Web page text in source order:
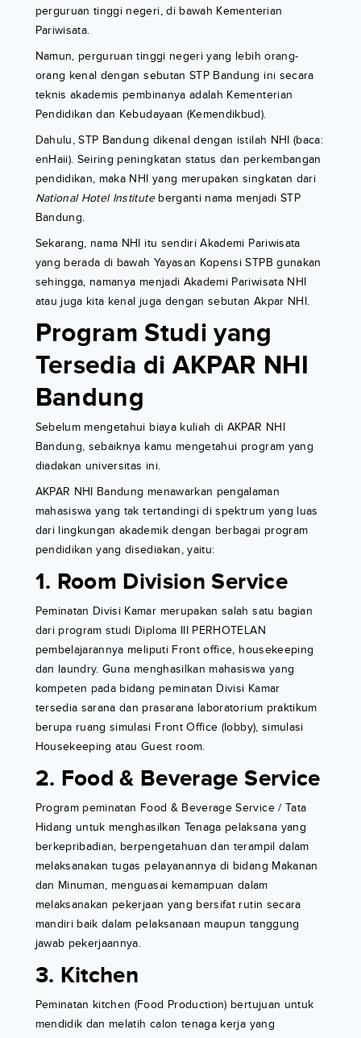
perguruan tinggi negeri, di bawah Kementerian
Pariwisata.
Namun, perguruan tinggi negeri yang lebih orang-
orang kenal dengan sebutan STP Bandung ini secara
teknis akademis pembinanya adalah Kementerian
Pendidikan dan Kebudayaan (Kemendikbud).
Dahulu, STP Bandung dikenal dengan istilah NHI (baca:
enHaii). Seiring peningkatan status dan perkembangan
pendidikan, maka NHI yang merupakan singkatan dari
National Hotel Instituteberganti nama menjadi STP
Bandung.
Sekarang, nama NHI itu sendiri Akademi Pariwisata
yang berada di bawah Yayasan Kopensi STPB gunakan
sehingga, namanya menjadi Akademi Pariwisata NHI
atau juga kita kenal juga dengan sebutan Akpar NHI.
Program Studi yang
Tersedia di AKPAR NHI
Bandung
Sebelum mengetahui biaya kuliah di AKPAR NHI
Bandung, sebaiknya kamu mengetahui program yang
diadakan universitas ini.
AKPAR NHI Bandung menawarkan pengalaman
mahasiswa yang tak tertandingi di spektrum yang luas
dari lingkungan akademik dengan berbagai program
pendidikan yang disediakan, yaitu:
1. Room Division Service
Peminatan Divisi Kamar merupakan salah satu bagian
dari program studi Diploma III PERHOTELAN
pembelajarannya meliputi Front office, housekeeping
dan laundry. Guna menghasilkan mahasiswa yang
kompeten pada bidang peminatan Divisi Kamar
tersedia sarana dan prasarana laboratorium praktikum
berupa ruang simulasi Front Office (lobby), simulasi
Housekeeping atau Guest room.
2. Food & Beverage Service
Program peminatan Food & Beverage Service / Tata
Hidang untuk menghasilkan Tenaga pelaksana yang
berkepribadian, berpengetahuan dan terampil dalam
melaksanakan tugas pelayanannya di bidang Makanan
dan Minuman, menguasai kemampuan dalam
melaksanakan pekerjaan yang bersifat rutin secara
mandiri baik dalam pelaksanaan maupun tanggung
jawab pekerjaannya.
3. Kitchen
Peminatan kitchen (Food Production) bertujuan untuk
mendidik dan melatih calon tenaga kerja yang